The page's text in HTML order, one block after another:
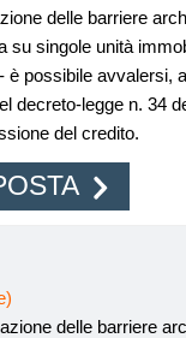
delle barriere
su singole unità
possibile avvalersi,
decreto-legge n. 34
del credito.
delle barriere